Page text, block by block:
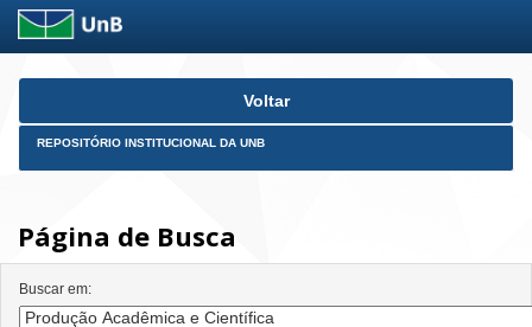
Skip
Voltar
REPOSITÓRIO INSTITUCIONAL DA UNB
Página de Busca
Buscar em: